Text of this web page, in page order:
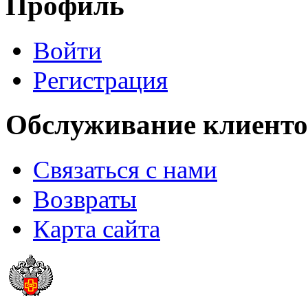
Войти
Регистрация
Обслуживание
Связаться с нами
Возвраты
Карта сайта